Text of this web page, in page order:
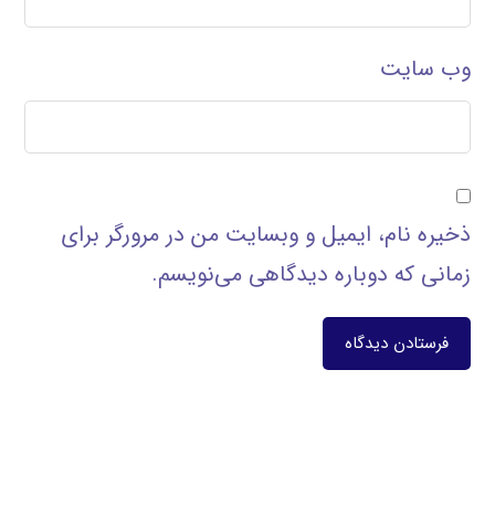
وب‌ سایت
ذخیره نام، ایمیل و وبسایت من در مرورگر برای
زمانی که دوباره دیدگاهی می‌نویسم.
فرستادن دیدگاه